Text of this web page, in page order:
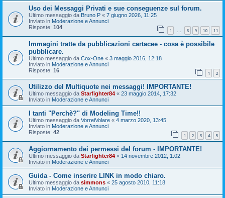
Uso dei Messaggi Privati e sue conseguenze sul forum.
Ultimo messaggio da Bruno P « 7 giugno 2026, 11:25
Inviato in Moderazione e Annunci
Risposte: 104 1 … 8 9 10 11
Immagini tratte da pubblicazioni cartacee - cosa è possibile
pubblicare.
Ultimo messaggio da Cox-One « 3 maggio 2016, 12:18
Inviato in Moderazione e Annunci
Risposte: 16 1 2
Utilizzo del Multiquote nei messaggi! IMPORTANTE!
Ultimo messaggio da Starfighter84 « 23 maggio 2014, 17:32
Inviato in Moderazione e Annunci
I tanti "Perchè?" di Modeling Time!!
Ultimo messaggio da VorreiVolare « 4 marzo 2020, 13:45
Inviato in Moderazione e Annunci
Risposte: 42 1 2 3 4 5
Aggiornamento dei permessi del forum - IMPORTANTE!
Ultimo messaggio da Starfighter84 « 14 novembre 2012, 1:02
Inviato in Moderazione e Annunci
Guida - Come inserire LINK in modo chiaro.
Ultimo messaggio da simmons « 25 agosto 2010, 11:18
Inviato in Moderazione e Annunci